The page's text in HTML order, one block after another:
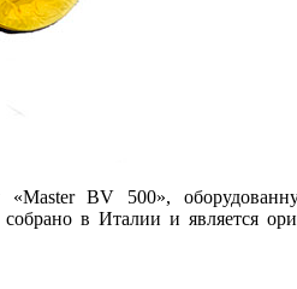
BV 500»,
в Италии и является